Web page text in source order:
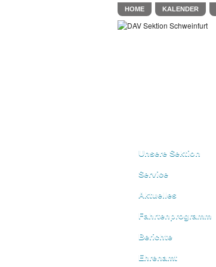
HOME KALENDER
Unsere Sektion
Service
Aktuelles
Fahrtenprogramm
Berichte
Ehrenamt